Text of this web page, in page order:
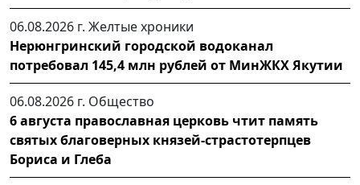
06.08.2026 г. Желтые хроники
Нерюнгринский городской водоканал
потребовал 145,4 млн рублей от МинЖКХ Якутии
06.08.2026 г. Общество
6 августа православная церковь чтит память
святых благоверных князей-страстотерпцев
Бориса и Глеба